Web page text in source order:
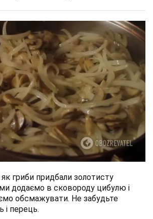
як гриби придбали золотисту
додаємо в сковороду цибулю і
обсмажувати. Не забудьте
і перець.